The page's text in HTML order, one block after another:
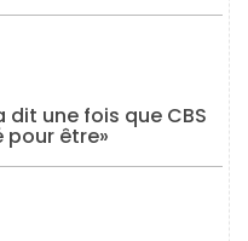
dit une fois que CBS
être»